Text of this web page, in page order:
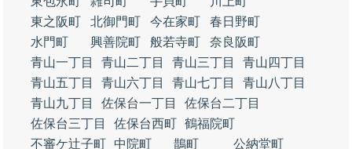
東之阪町
北御門町 今在家町
春日野町
水門町
興善院町 般若寺町
奈良阪町
青山一丁目
青山二丁目 青山三丁目
青山四丁目
青山五丁目
青山六丁目 青山七丁目
青山八丁目
青山九丁目
佐保台一丁目
佐保台二丁目
佐保台三丁目
佐保台西町 鶴福院町
不審ケ辻子町
中院町 鵲町
公納堂町